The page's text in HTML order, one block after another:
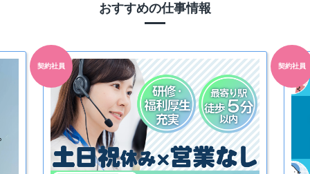
おすすめの仕事情報
契約社員 契約社員